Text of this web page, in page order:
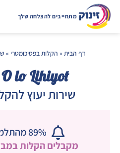
מתחייבים להצלחה שלך
דף הבית » הקלות בפסיכומטרי »
lo Lihiyot
שירות יעוץ
89% מהתלמידים בזינוק
מקבלים הקלות